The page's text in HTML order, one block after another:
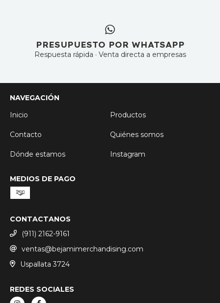
PRESUPUESTO POR WHATSAPP
Respuesta rápida · Venta directa a empresas
NAVEGACIÓN
Inicio
Productos
Contacto Quiénes somos
Dónde estamos Instagram
MEDIOS DE PAGO
CONTACTANOS
(911) 2162-9161
ventas@bejamimerchandising.com
Uspallata 3724
REDES SOCIALES